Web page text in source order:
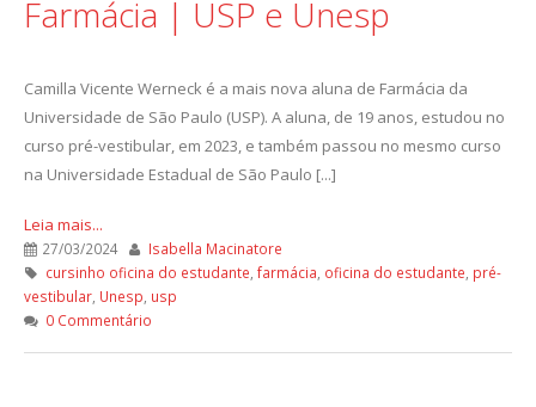
Farmácia | USP e Unesp
Camilla Vicente Werneck é a mais nova aluna de Farmácia da
Universidade de São Paulo (USP). A aluna, de 19 anos, estudou no
curso pré-vestibular, em 2023, e também passou no mesmo curso
na Universidade Estadual de São Paulo [...]
Leia mais...
27/03/2024
Isabella Macinatore
cursinho oficina do estudante farmácia oficina do estudante pré-
vestibular Unesp usp
0 Commentário